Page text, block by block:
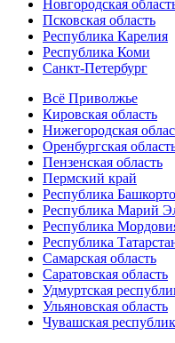
Новгородская
Псковская область
Республика Карелия
Республика Коми
Санкт-Петербург
Всё Приволжье
Кировская область
Нижегородская
Оренбургская
Пензенская область
Пермский край
Республика
Республика Марий
Республика
Республика
Самарская область
Саратовская область
Удмуртская
Ульяновская область
Чувашская